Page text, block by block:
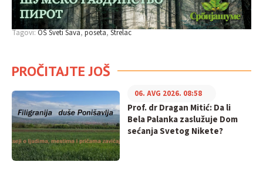
Tagovi:OŠ Sveti Sava poseta Strelac
PROČITAJTE JOŠ
Prof. dr Dragan Mitić: Da li
Bela Palanka zaslužuje Dom
sećanja Svetog Nikete?
06. AVG 2026. 08:58